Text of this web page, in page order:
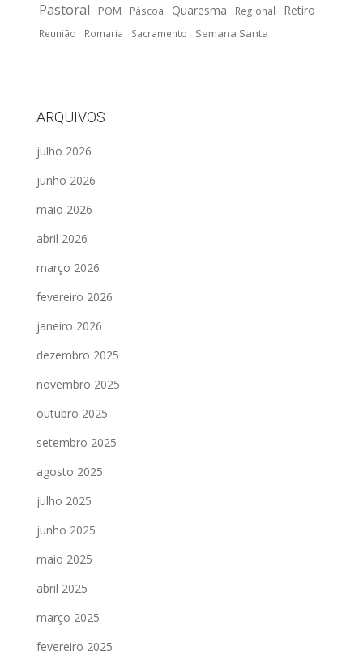
Pastoral
POM Páscoa Quaresma Regional Retiro
Reunião Romaria Sacramento Semana Santa
ARQUIVOS
julho 2026
junho 2026
maio 2026
abril 2026
março 2026
fevereiro 2026
janeiro 2026
dezembro 2025
novembro 2025
outubro 2025
setembro 2025
agosto 2025
julho 2025
junho 2025
maio 2025
abril 2025
março 2025
fevereiro 2025